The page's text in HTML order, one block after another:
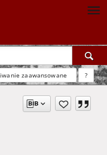
zaawansowane ?